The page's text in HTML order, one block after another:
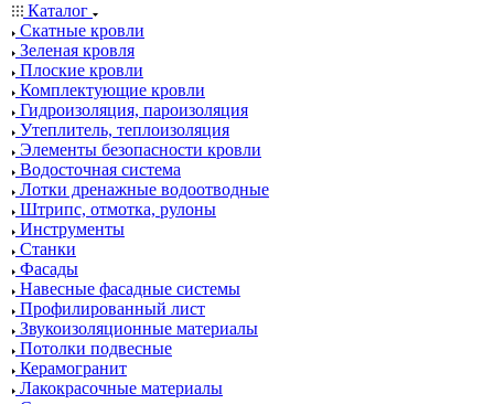
Каталог
Скатные кровли
Зеленая кровля
Плоские кровли
Комплектующие кровли
Гидроизоляция, пароизоляция
Утеплитель, теплоизоляция
Элементы безопасности кровли
Водосточная система
Лотки дренажные водоотводные
Штрипс, отмотка, рулоны
Инструменты
Станки
Фасады
Навесные фасадные системы
Профилированный лист
Звукоизоляционные материалы
Потолки подвесные
Керамогранит
Лакокрасочные материалы